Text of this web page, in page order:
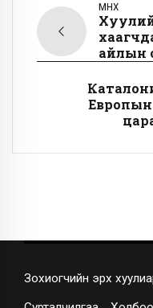
ӨМНӨХ
айлын
Европын
Зохиогчийн эрх